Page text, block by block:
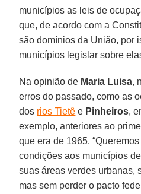
municípios as leis de
que, de acordo com a
são domínios da União, por
municípios legislar sobre
Na opinião de Maria Luisa,
erros do passado, como as
dos rios Tietê e Pinheiros,
exemplo, anteriores ao
que era de 1965.
condições aos municípios
suas áreas verdes urbanas,
mas sem perder o pacto